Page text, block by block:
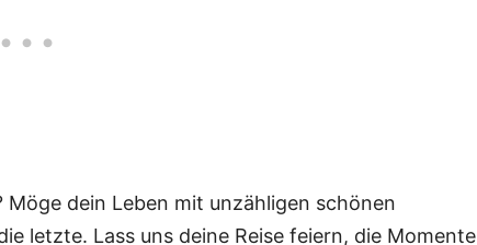
dein Leben mit unzähligen schönen
letzte. Lass uns deine Reise feiern, die Momente